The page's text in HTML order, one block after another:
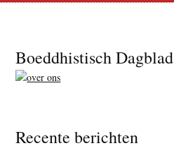
Footer
Boeddhistisch Dagblad
Recente berichten